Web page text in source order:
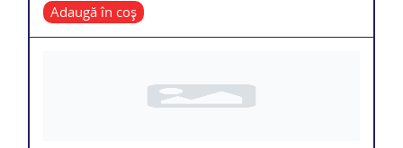
Adaugă în coș